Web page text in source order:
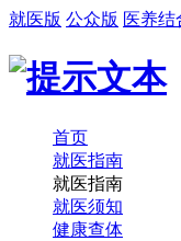
就医版 公众版 医养结
首页
就医指南
就医指南
就医须知
健康查体